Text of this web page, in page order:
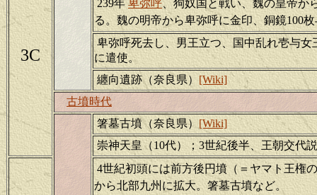
3C
239年 卑弥呼、狗奴国と戦い、魏の皇帝か
る。魏の明帝から卑弥呼に金印、銅鏡100
卑弥呼死去し、男王立つ、国中乱れ壱与女
に遣使。
纏向遺跡（奈良県） [Wiki]
古墳時代
箸墓古墳（奈良県） [Wiki]
崇神天皇（10代）；3世紀後半、王朝交代
4世紀初頭には前方後円墳（＝ヤマト王権
から北部九州に拡大。箸墓古墳など。